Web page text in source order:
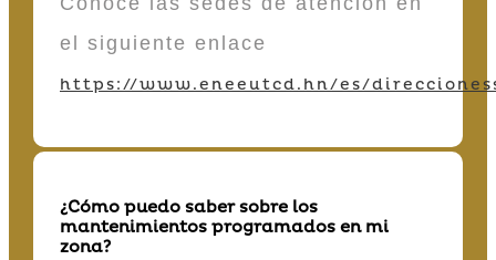
el siguiente enlace
https://www.eneeutcd.hn/es/
¿Cómo puedo saber sobre los
mantenimientos programados en mi
zona?